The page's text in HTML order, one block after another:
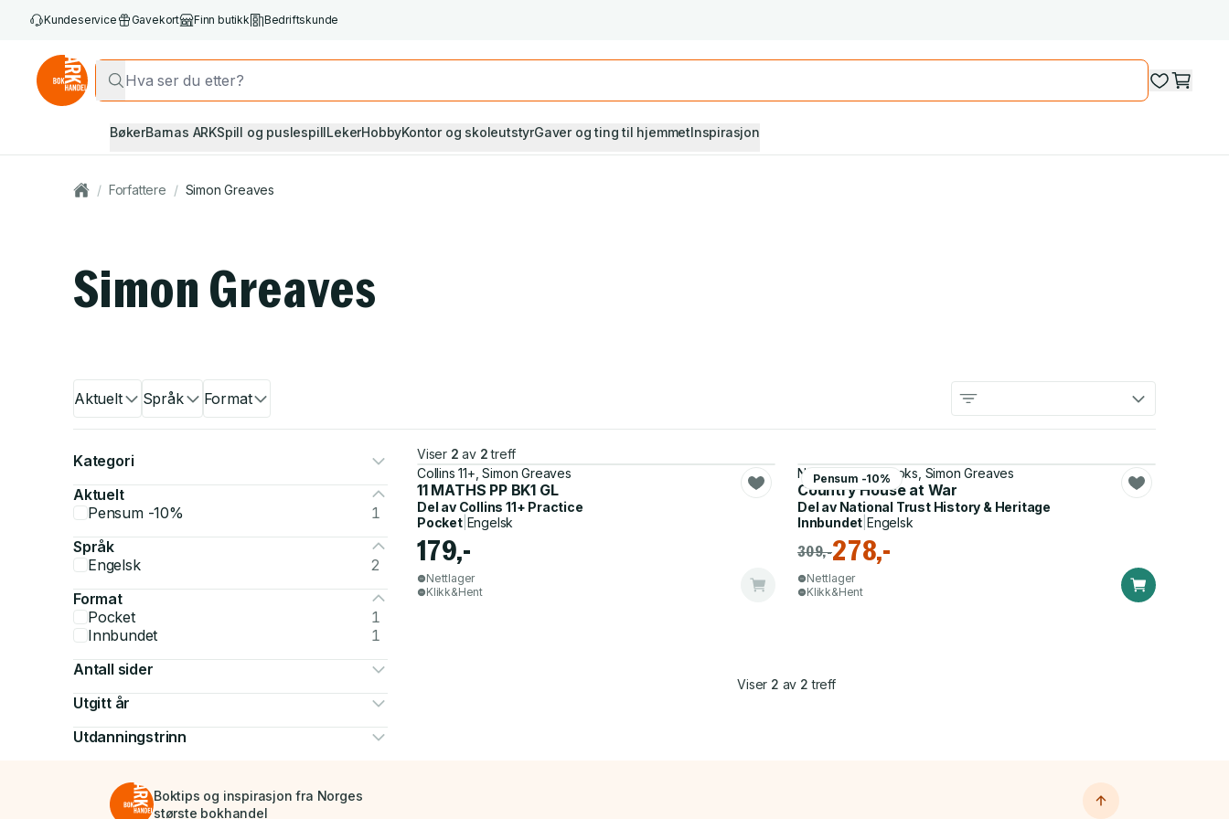
Kundeservice Gavekort Finn butikk Bedriftskunde
BøkerBarnas ARKSpill og puslespillLekerHobbyKontor og skoleutstyrGaver og ting til hjemmetInspirasjon
/ Forfattere / Simon Greaves
Simon Greaves
Aktuelt Språk Format
Kategori
Aktuelt
Pensum -10%
1
Språk
Engelsk
2
Format
Pocket
1
Innbundet
1
Antall sider
Utgitt år
Utdanningstrinn
Viser 2 av 2 treff
Collins 11+, Simon Greaves
11 MATHS PP BK1 GL
Del av Collins 11+ Practice
Pocket| Engelsk
179,-
Nettlager
Klikk&Hent
Pensum -10%
National Trust Books, Simon Greaves
Country House at War
Del av National Trust History & Heritage
Innbundet |Engelsk
309,-278,-
Nettlager
Klikk&Hent
Viser 2 av 2 treff
Boktips og inspirasjon fra Norges
største bokhandel